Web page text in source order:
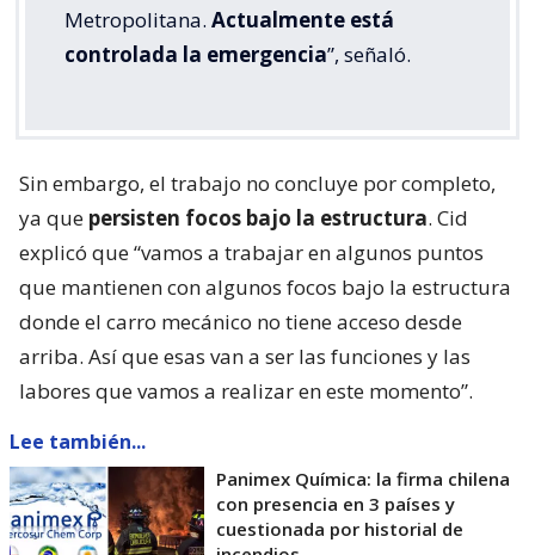
Metropolitana. Actualmente está
controlada la emergencia”, señaló.
Sin embargo, el trabajo no concluye por completo,
ya que persisten focos bajo la estructura. Cid
explicó que “vamos a trabajar en algunos puntos
que mantienen con algunos focos bajo la estructura
donde el carro mecánico no tiene acceso desde
arriba. Así que esas van a ser las funciones y las
labores que vamos a realizar en este momento”.
Lee también...
Panimex Química: la firma chilena
con presencia en 3 países y
cuestionada por historial de